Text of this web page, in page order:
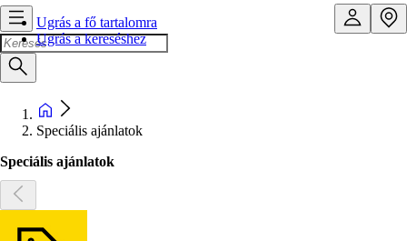
Ugrás a fő tartalomra
Ugrás a kereséshez
Speciális ajánlatok
Speciális ajánlatok